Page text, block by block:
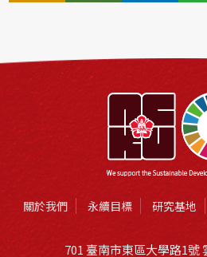
關於我們 永續目標 研究基地
701 臺南市東區大學路1號